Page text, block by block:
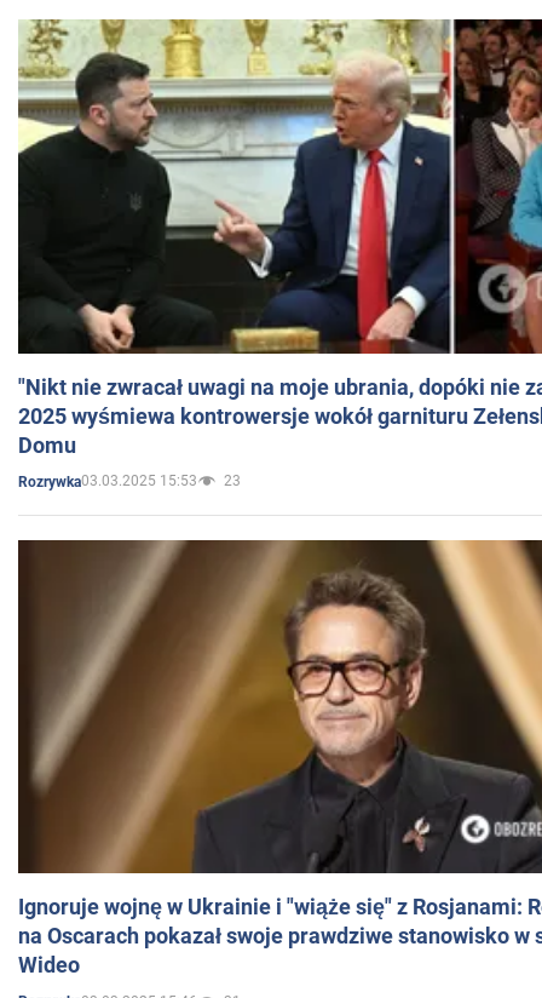
"Nikt nie zwracał uwagi na moje ubrania, dopóki nie
2025 wyśmiewa kontrowersje wokół garnituru
Domu
Rozrywka03.03.2025 15:53 23
Ignoruje wojnę w Ukrainie i "wiąże się" z Rosjanami:
na Oscarach pokazał swoje prawdziwe stanowisko w
Wideo